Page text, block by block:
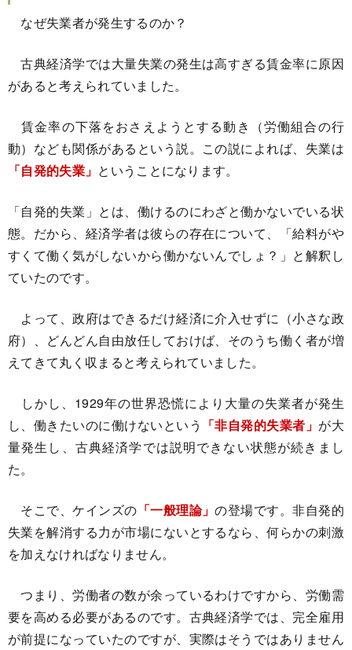
なぜ失業者が発生するのか？
古典経済学では大量失業の発生は高すぎる賃金率に原因
があると考えられていました。
賃金率の下落をおさえようとする動き（労働組合の行
動）なども関係があるという説。この説によれば、失業は
「自発的失業」 ということになります。
「自発的失業」とは、働けるのにわざと働かないでいる状
態。だから、経済学者は彼らの存在について、「給料がや
すくて働く気がしないから働かないんでしょ？」と解釈し
ていたのです。
よって、政府はできるだけ経済に介入せずに（小さな政
府）、どんどん自由放任しておけば、そのうち働く者が増
えてきて丸く収まると考えられていました。
しかし、1929年の世界恐慌により大量の失業者が発生
し、働きたいのに働けないという 「非自発的失業者」 が大
量発生し、古典経済学では説明できない状態が続きまし
た。
そこで、ケインズの 「一般理論」の登場です。非自発的
失業を解消する力が市場にないとするなら、何らかの刺激
を加えなければなりません。
つまり、労働者の数が余っているわけですから、労働需
要を高める必要があるのです。古典経済学では、完全雇用
が前提になっていたのですが、実際はそうではありません